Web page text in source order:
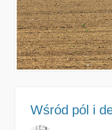
Wśród pól i